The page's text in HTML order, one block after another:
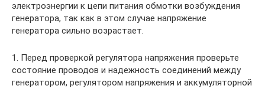
электроэнергии к цепи питания обмотки возбуждения
генератора, так как в этом случае напряжение
генератора сильно возрастает.
1. Перед проверкой регулятора напряжения проверьте
состояние проводов и надежность соединений между
генератором, регулятором напряжения и аккумуляторной